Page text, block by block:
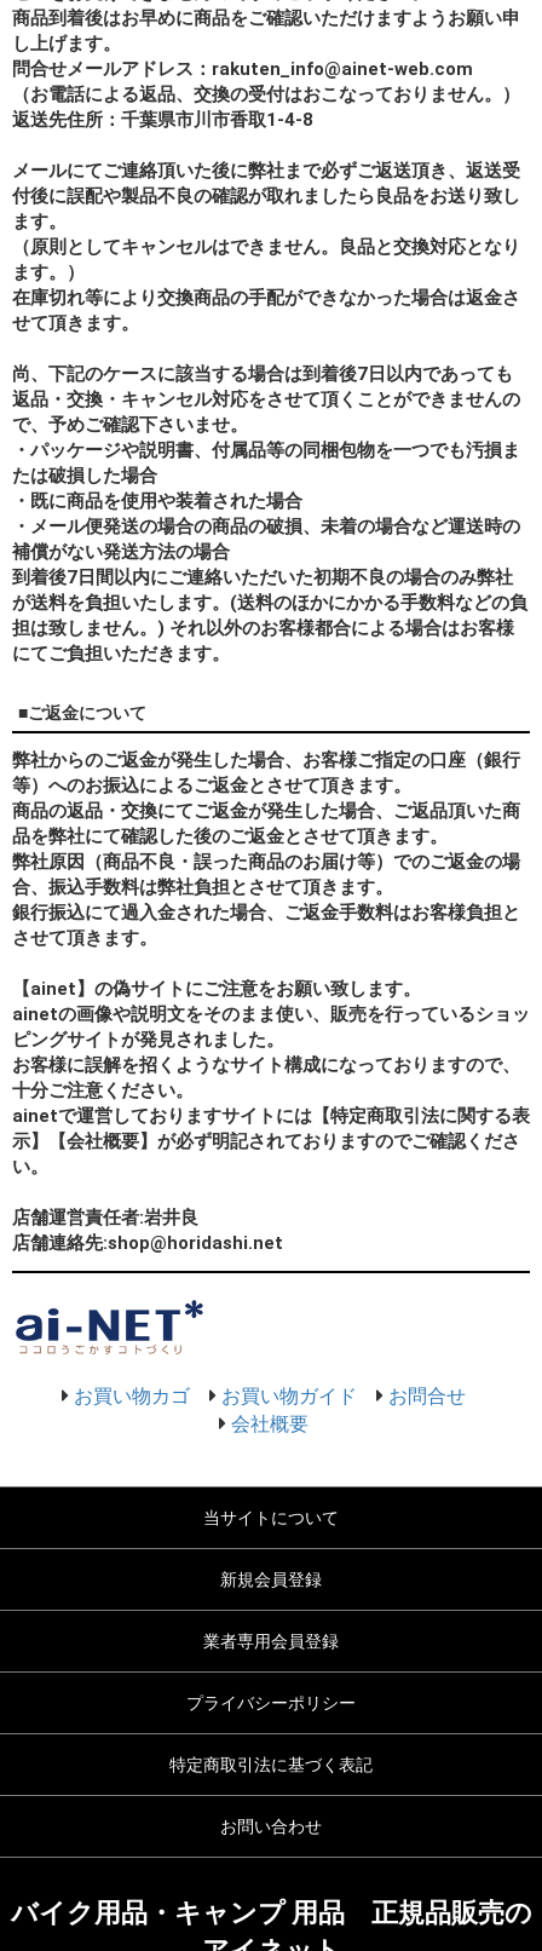
商品到着後はお早めに商品をご確認いただけますようお願い申
し上げます。
問合せメールアドレス：rakuten_info@ainet-web.com
（お電話による返品、交換の受付はおこなっておりません。）
返送先住所：千葉県市川市香取1-4-8
メールにてご連絡頂いた後に弊社まで必ずご返送頂き、返送受
付後に誤配や製品不良の確認が取れましたら良品をお送り致し
ます。
（原則としてキャンセルはできません。良品と交換対応となり
ます。）
在庫切れ等により交換商品の手配ができなかった場合は返金さ
せて頂きます。
尚、下記のケースに該当する場合は到着後7日以内であっても
返品・交換・キャンセル対応をさせて頂くことができませんの
で、予めご確認下さいませ。
・パッケージや説明書、付属品等の同梱包物を一つでも汚損ま
たは破損した場合
・既に商品を使用や装着された場合
・メール便発送の場合の商品の破損、未着の場合など運送時の
補償がない発送方法の場合
到着後7日間以内にご連絡いただいた初期不良の場合のみ弊社
が送料を負担いたします。(送料のほかにかかる手数料などの負
担は致しません。) それ以外のお客様都合による場合はお客様
にてご負担いただきます。
■ご返金について
弊社からのご返金が発生した場合、お客様ご指定の口座（銀行
等）へのお振込によるご返金とさせて頂きます。
商品の返品・交換にてご返金が発生した場合、ご返品頂いた商
品を弊社にて確認した後のご返金とさせて頂きます。
弊社原因（商品不良・誤った商品のお届け等）でのご返金の場
合、振込手数料は弊社負担とさせて頂きます。
銀行振込にて過入金された場合、ご返金手数料はお客様負担と
させて頂きます。
【ainet】の偽サイトにご注意をお願い致します。
ainetの画像や説明文をそのまま使い、販売を行っているショッ
ピングサイトが発見されました。
お客様に誤解を招くようなサイト構成になっておりますので、
十分ご注意ください。
ainetで運営しておりますサイトには【特定商取引法に関する表
示】【会社概要】が必ず明記されておりますのでご確認くださ
い。
店舗運営責任者:岩井良
店舗連絡先:shop@horidashi.net
お買い物カゴ お買い物ガイド
お問合せ
会社概要
当サイトについて
新規会員登録
業者専用会員登録
プライバシーポリシー
特定商取引法に基づく表記
お問い合わせ
バイク用品・キャンプ 用品 正規品販売の